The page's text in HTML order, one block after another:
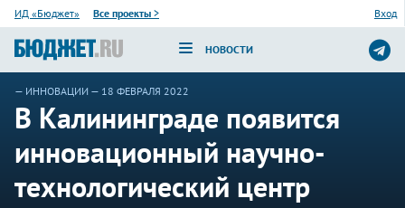
ИД «Бюджет» Все проекты > Вход
НОВОСТИ
— ИННОВАЦИИ — 18 ФЕВРАЛЯ 2022
В Калининграде появится
инновационный научно-
технологический центр